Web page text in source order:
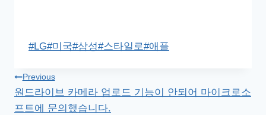
Post
#LG#미국#삼성#스타일로#애플
글
탐
Previous
원드라이브 카메라 업로드 기능이 안되어 마이크로소
프트에 문의했습니다.